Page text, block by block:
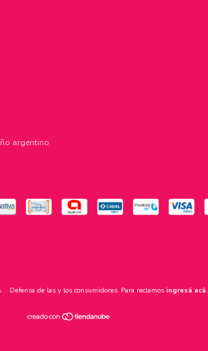
argentino
Defensa de las y los consumidores. Para reclamos ingresá acá.